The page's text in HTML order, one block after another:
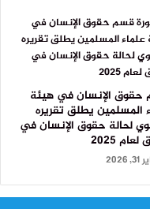
الإنسان في هيئة
المسلمين يطلق تقريره
لحالة حقوق الإنسان في
2025
2026